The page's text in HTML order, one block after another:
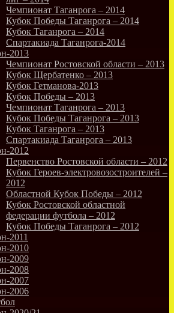
Чемпионат Таганрога – 2014
Кубок Победы Таганрога – 2014
Кубок Таганрога – 2014
Спартакиада Таганрога-2014
2013
Чемпионат Ростовской области – 2013
Кубок Щербатенко – 2013
Кубок Гетманова-2013
Кубок Победы – 2013
Чемпионат Таганрога – 2013
Кубок Победы Таганрога – 2013
Кубок Таганрога – 2013
Спартакиада Таганрога – 2013
2012
Первенство Ростовской области – 2012
Кубок Героев-электровозостроителей –
2012
Областной Кубок Победы – 2012
Кубок Ростовской областной
федерации футбола – 2012
Кубок Победы Таганрога – 2012
2011
2010
2009
2008
2007
2006